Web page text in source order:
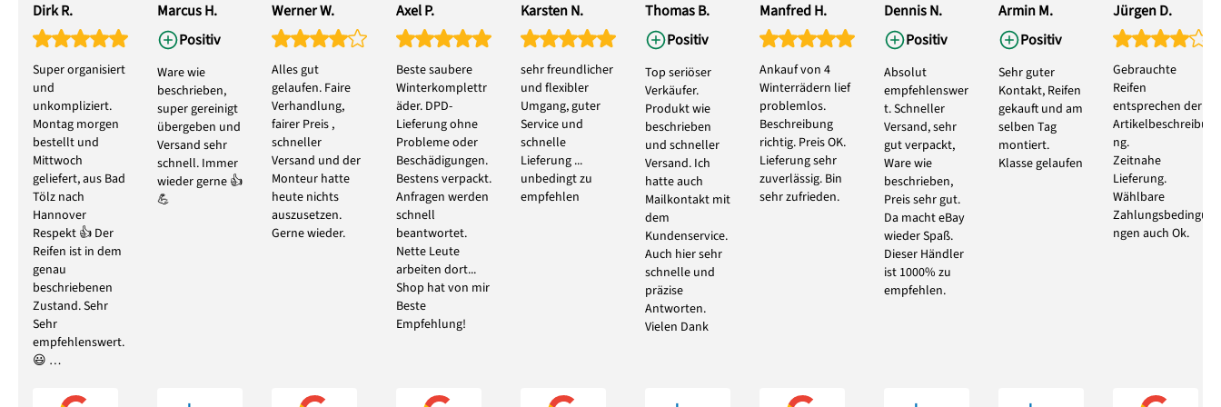
Dirk R.
Super organisiert
und
unkompliziert.
Montag morgen
bestellt und
Mittwoch
geliefert, aus Bad
Tölz nach
Hannover
Respekt 👍 Der
Reifen ist in dem
genau
beschriebenen
Zustand. Sehr
Sehr
empfehlenswert.
😃 …
Marcus H.
Positiv
Ware wie
beschrieben,
super gereinigt
übergeben und
Versand sehr
schnell. Immer
wieder gerne 👍
💪
Werner W.
Alles gut
gelaufen. Faire
Verhandlung,
fairer Preis ,
schneller
Versand und der
Monteur hatte
heute nichts
auszusetzen.
Gerne wieder.
Axel P.
Beste saubere
Winterkomplettr
äder. DPD-
Lieferung ohne
Probleme oder
Beschädigungen.
Bestens verpackt.
Anfragen werden
schnell
beantwortet.
Nette Leute
arbeiten dort...
Shop hat von mir
Beste
Empfehlung!
Karsten N.
sehr freundlicher
und flexibler
Umgang, guter
Service und
schnelle
Lieferung ...
unbedingt zu
empfehlen
Thomas B.
Positiv
Top seriöser
Verkäufer.
Produkt wie
beschrieben
und schneller
Versand. Ich
hatte auch
Mailkontakt mit
dem
Kundenservice.
Auch hier sehr
schnelle und
präzise
Antworten.
Vielen Dank
Manfred H.
Ankauf von 4
Winterrädern lief
problemlos.
Beschreibung
richtig. Preis OK.
Lieferung sehr
zuverlässig. Bin
sehr zufrieden.
Dennis N.
Positiv
Absolut
empfehlenswer
t. Schneller
Versand, sehr
gut verpackt,
Ware wie
beschrieben,
Preis sehr gut.
Da macht eBay
wieder Spaß.
Dieser Händler
ist 1000% zu
empfehlen.
Armin M.
Positiv
Sehr guter
Kontakt, Reifen
gekauft und am
selben Tag
montiert.
Klasse gelaufen
Jürgen D.
Gebrauchte
Reifen
entsprechen der
Artikelbeschreibu
ng.
Zeitnahe
Lieferung.
Wählbare
Zahlungsbedingu
ngen auch Ok.